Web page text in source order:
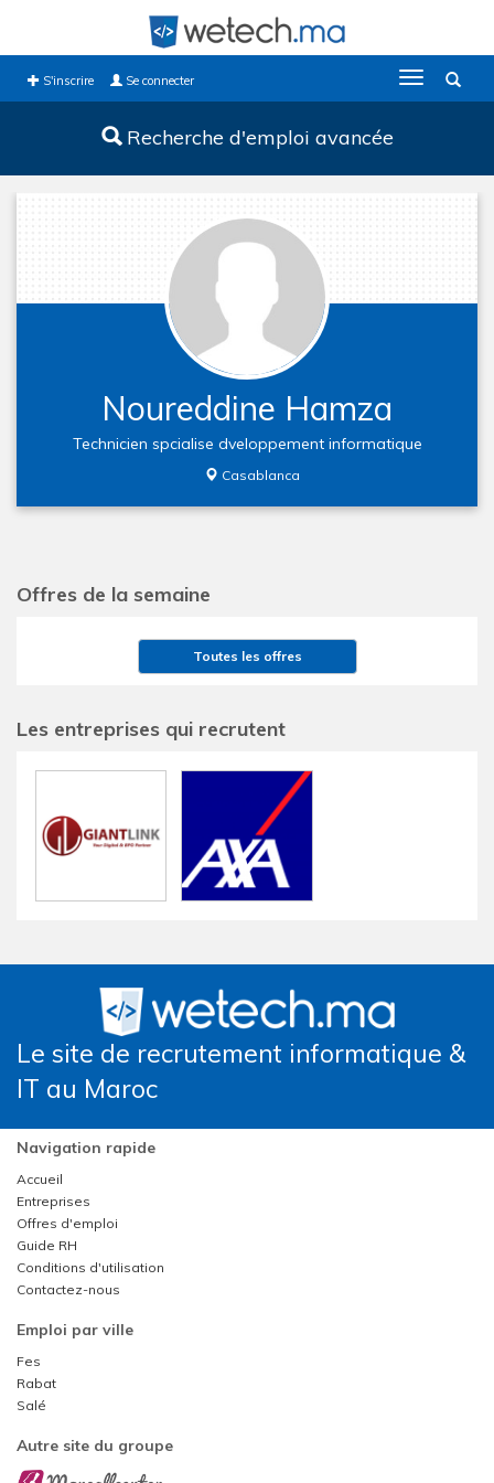
S'inscrire Se connecter
Toggle
navigation
Recherche d'emploi avancée
Noureddine Hamza
Technicien spcialise dveloppement informatique
Casablanca
Offres de la semaine
Toutes les offres
Les entreprises qui recrutent
Le site de recrutement informatique &
IT au Maroc
Navigation rapide
Accueil
Entreprises
Offres d'emploi
Guide RH
Conditions d'utilisation
Contactez-nous
Emploi par ville
Fes
Rabat
Salé
Autre site du groupe